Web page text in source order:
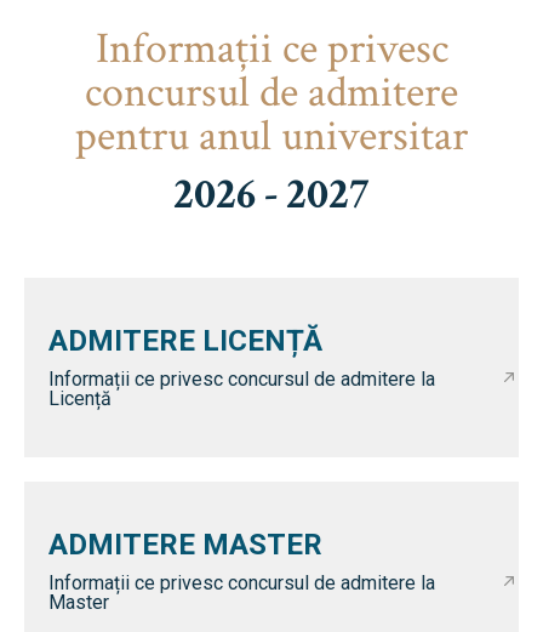
Informaţii ce privesc
concursul de admitere
pentru anul universitar
2026 - 2027
ADMITERE LICENȚĂ
Informații ce privesc concursul de admitere la
Licență
ADMITERE MASTER
Informații ce privesc concursul de admitere la
Master